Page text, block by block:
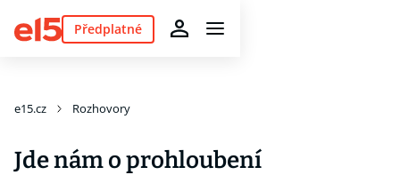
Předplatné
e15.cz Rozhovory
Jde nám o prohloubení